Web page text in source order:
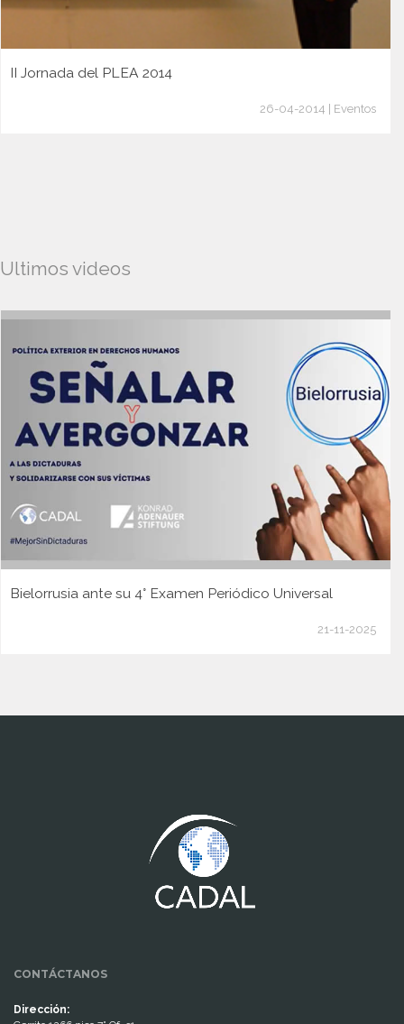
II Jornada del PLEA 2014
26-04-2014 | Eventos
Ultimos videos
Bielorrusia ante su 4° Examen Periódico Universal
21-11-2025
CONTÁCTANOS
Dirección: